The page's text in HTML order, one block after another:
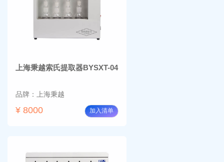
上海秉越索氏提取器BYSXT-04
品牌：上海秉越
¥ 8000 加入清单